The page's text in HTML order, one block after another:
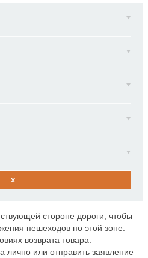
x
стороне дороги, чтобы
пешеходов по этой зоне.
возврата товара.
лично или отправить заявление